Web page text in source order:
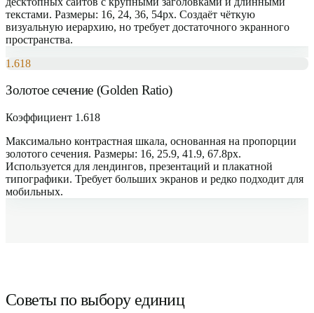
текстами. Размеры: 16, 24, 36, 54px. Создаёт чёткую
визуальную иерархию, но требует достаточного экранного
пространства.
1.618
Золотое сечение (Golden Ratio)
Коэффициент 1.618
Максимально контрастная шкала, основанная на пропорции
золотого сечения. Размеры: 16, 25.9, 41.9, 67.8px.
Используется для лендингов, презентаций и плакатной
типографики. Требует больших экранов и редко подходит для
мобильных.
Советы по выбору единиц